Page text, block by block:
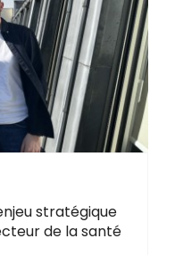
stratégique
de la santé